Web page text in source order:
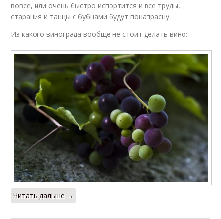
вовсе, или очень быстро испортится и все труды,
старания и танцы с бубнами будут понапрасну.
Из какого винограда вообще не стоит делать вино:
Читать дальше →